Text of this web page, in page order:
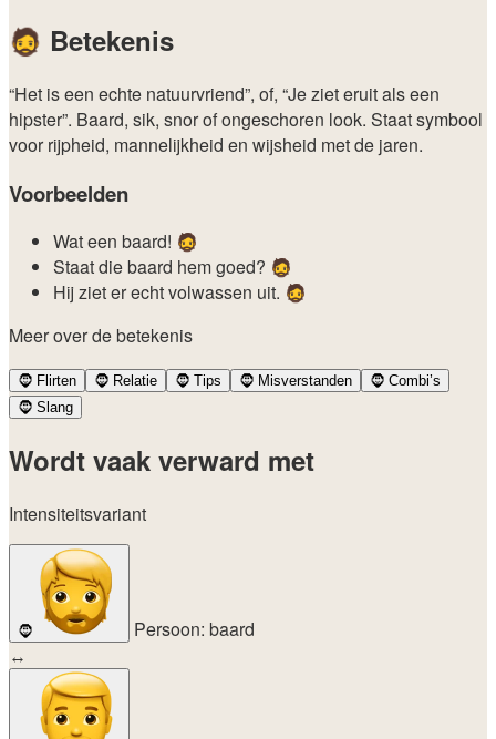
🧔 Betekenis
“Het is een echte natuurvriend”, of, “Je ziet eruit als een
hipster”. Baard, sik, snor of ongeschoren look. Staat symbool
voor rijpheid, mannelijkheid en wijsheid met de jaren.
Voorbeelden
Wat een baard! 🧔
Staat die baard hem goed? 🧔
Hij ziet er echt volwassen uit. 🧔
Meer over de betekenis
🧔 Flirten 🧔 Relatie 🧔 Tips 🧔 Misverstanden 🧔 Combi’s
🧔 Slang
Wordt vaak verward met
Intensiteitsvariant
🧔
Persoon: baard
↔